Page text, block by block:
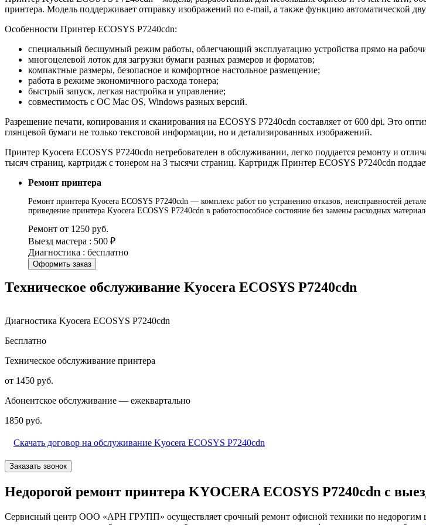
принтера. Модель поддерживает отправку изображений по e-mail, а также функцию автоматической
Особенности Принтер ECOSYS P7240cdn:
специальный бесшумный режим работы, облегчающий эксплуатацию устройства прямо на
многоцелевой лоток для загрузки бумаги разных размеров и форматов;
компактные размеры, безопасное и комфортное настольное размещение;
работа в режиме экономичного расхода тонера;
быстрый запуск, легкая настройка и управление;
совместимость с ОС Mac OS, Windows разных версий.
Разрешение печати, копирования и сканирования на ECOSYS P7240cdn составляет от 600 dpi. Это
глянцевой бумаги не только текстовой информации, но и детализированных изображений.
Принтер Kyocera ECOSYS P7240cdn нетребователен в обслуживании, легко поддается ремонту и
тысяч страниц, картридж с тонером на 3 тысячи страниц. Картридж Принтер ECOSYS P7240cdn
Ремонт принтера
Ремонт принтера Kyocera ECOSYS P7240cdn — комплекс работ по устранению отказов, неисправностей
приведение принтера Kyocera ECOSYS P7240cdn в работоспособное состояние без замены расходных
Ремонт от 1250 руб.
Выезд мастера : 500 ₽
Диагностика : бесплатно
Оформить заказ
Техническое обслуживание Kyocera ECOSYS P7240cdn
Диагностика Kyocera ECOSYS P7240cdn
Бесплатно
Техническое обслуживание принтера
от 1450 руб.
Абонентское обслуживание — ежеквартально
1850 руб.
Скачать договор на обслуживание Kyocera ECOSYS P7240cdn
Заказать звонок
Недорогой ремонт принтера KYOCERA ECOSYS P7240cdn с
Сервисный центр ООО «АРН ГРУПП» осуществляет срочный ремонт офисной техники по недорогим